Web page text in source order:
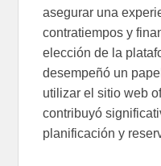
asegurar una
contratiempos y
elección de la
desempeñó un
utilizar el sitio web
contribuyó
planificación y